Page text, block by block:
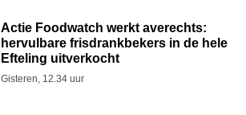
Actie Foodwatch werkt averechts:
hervulbare frisdrankbekers in de hele
Efteling uitverkocht
Gisteren, 12.34 uur